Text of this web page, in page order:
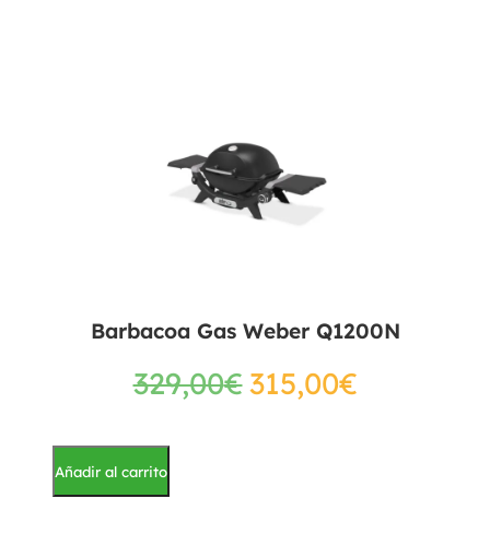
Barbacoa Gas Weber Q1200N
329,00€315,00€
Añadir al carrito